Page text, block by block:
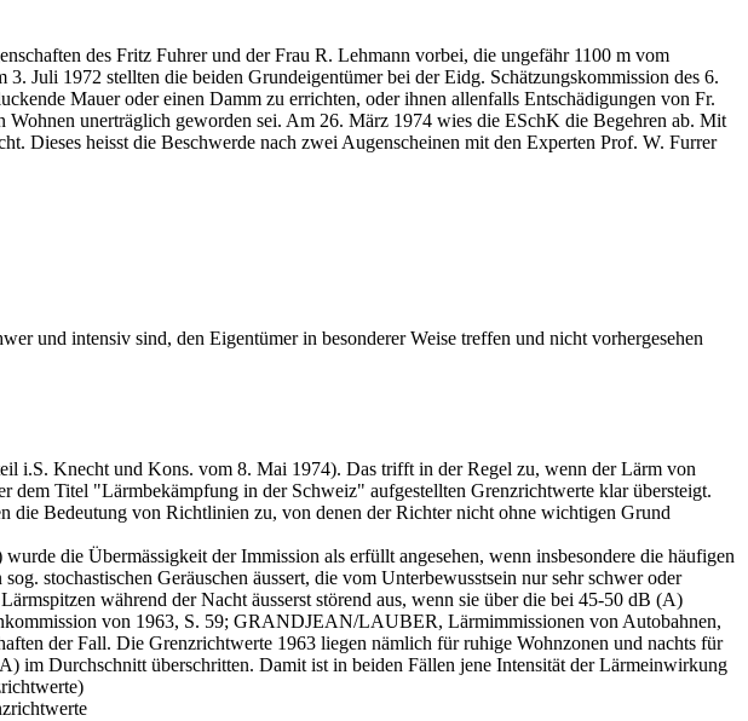
des Fritz Fuhrer und der Frau R. Lehmann vorbei, die ungefähr 1100 m vom
Juli 1972 stellten die beiden Grundeigentümer bei der Eidg. Schätzungskommission des 6.
Mauer oder einen Damm zu errichten, oder ihnen allenfalls Entschädigungen von Fr.
unerträglich geworden sei. Am 26. März 1974 wies die ESchK die Begehren ab. Mit
Dieses heisst die Beschwerde nach zwei Augenscheinen mit den Experten Prof. W. Furrer
und intensiv sind, den Eigentümer in besonderer Weise treffen und nicht vorhergesehen
i.S. Knecht und Kons. vom 8. Mai 1974). Das trifft in der Regel zu, wenn der Lärm von
dem Titel "Lärmbekämpfung in der Schweiz" aufgestellten Grenzrichtwerte klar übersteigt.
die Bedeutung von Richtlinien zu, von denen der Richter nicht ohne wichtigen Grund
die Übermässigkeit der Immission als erfüllt angesehen, wenn insbesondere die häufigen
stochastischen Geräuschen äussert, die vom Unterbewusstsein nur sehr schwer oder
während der Nacht äusserst störend aus, wenn sie über die bei 45-50 dB (A)
von 1963, S. 59; GRANDJEAN/LAUBER, Lärmimmissionen von Autobahnen,
der Fall. Die Grenzrichtwerte 1963 liegen nämlich für ruhige Wohnzonen und nachts für
Durchschnitt überschritten. Damit ist in beiden Fällen jene Intensität der Lärmeinwirkung